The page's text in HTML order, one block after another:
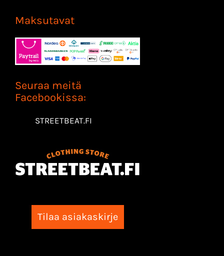
Maksutavat
Seuraa meitä
Facebookissa:
STREETBEAT.FI